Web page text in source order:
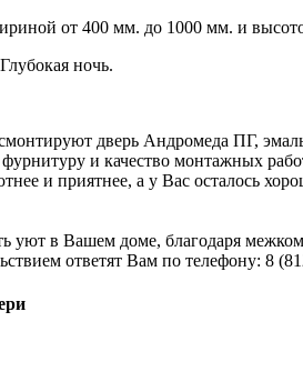
от 400 мм. до 1000 мм. и
ночь.
дверь Андромеда ПГ,
и качество монтажных
и приятнее, а у Вас осталось
уют в Вашем доме, благодаря
ответят Вам по телефону: 8